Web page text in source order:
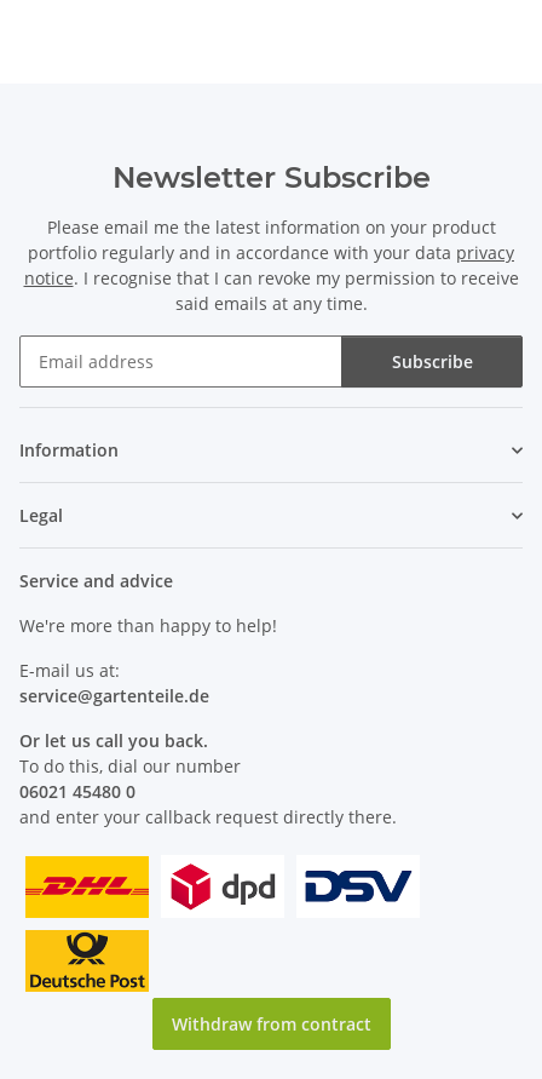
Newsletter Subscribe
Please email me the latest information on your product
portfolio regularly and in accordance with your data privacy
notice. I recognise that I can revoke my permission to receive
said emails at any time.
Subscribe
Information
Legal
Service and advice
We're more than happy to help!
E-mail us at:
service@gartenteile.de
Or let us call you back.
To do this, dial our number
06021 45480 0
and enter your callback request directly there.
Withdraw from contract